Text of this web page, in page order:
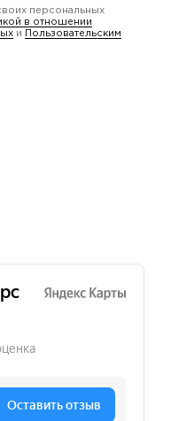
персональных
в отношении
и
Пользовательским